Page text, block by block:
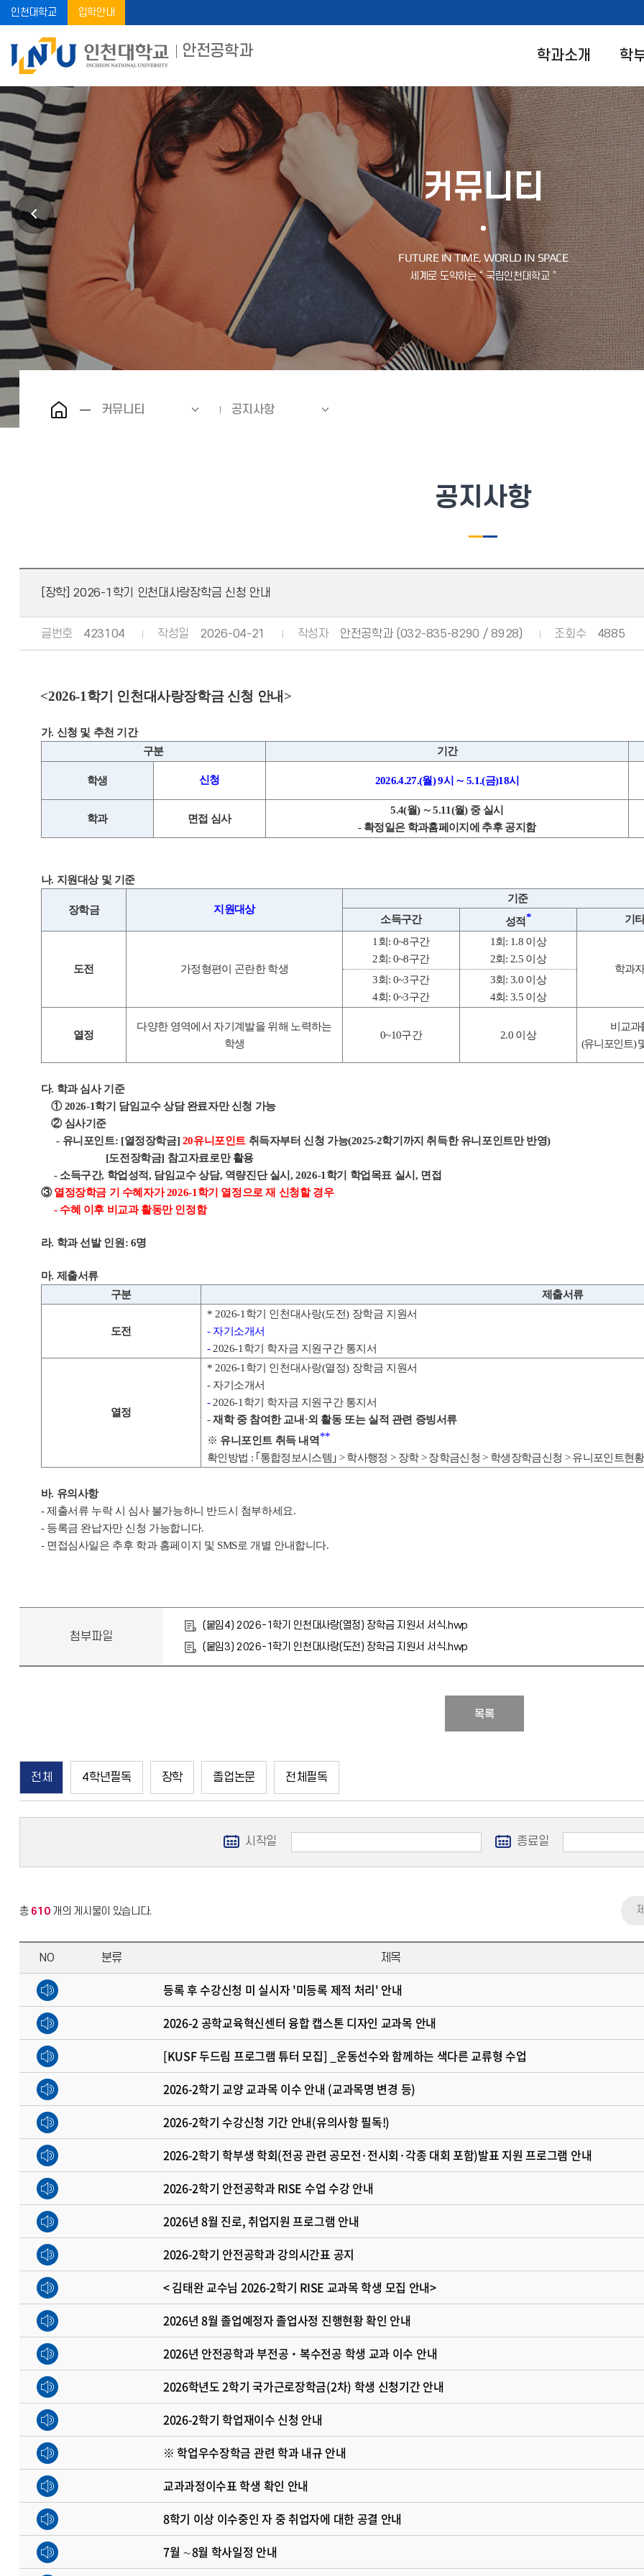
인천대학교 입학안내
안전공학과 학과소개 학
커뮤니티
커뮤니티 공지사항
공지사항
[장학] 2026-1학기 인천대사랑장학금 신청 안내
글번호 423104 작성일 2026-04-21 작성자 안전공학과 (032-835-8290 / 8928) 조회수 4885
<2026-1학기 인천대사랑장학금 신청 안내>
가. 신청 및 추천 기간
구분
기간
학생 신청 2026.4.27.(월) 9시 ∼ 5.1.(금)18시
학과 면접 심사
5.4(월) ∼5.11(월) 중 실시
- 확정일은 학과홈페이지에 추후 공지함
나. 지원대상 및 기준
장학금 지원대상
기준
소득구간
성적* 기
도전 가정형편이 곤란한 학생
1 회: 0~8구간
2회: 0~8구간
1회: 1.8 이상
2회: 2.5 이상
학과
3회: 0~3구간
4회: 0~3구간
3회: 3.0 이상
4회: 3.5 이상
열정
다양한 영역에서 자기계발을 위해 노력하는
학생
0~10구간 2.0 이상
비교과
(유니포인트)
다. 학과 심사 기준
① 2026-1학기 담임교수 상담 완료자만 신청 가능
② 심사기준
- 유니포인트: [열정장학금] 20유니포인트 취득자부터 신청 가능(2025-2학기까지 취득한 유니포인트만 반영)
[도전장학금] 참고자료로만 활용
- 소득구간, 학업성적, 담임교수 상담, 역량진단 실시, 2026-1 학기 학업목표 실시, 면접
③ 열정장학금 기 수혜자가2026-1 학기 열정으로 재 신청할 경우
- 수혜 이후 비교과 활동만 인정함
라. 학과 선발 인원: 6명
마. 제출서류
구분
제출서류
도전
* 2026-1 학기 인천대사랑(도전) 장학금 지원서
- 자기소개서
- 2026-1 학기 학자금 지원구간 통지서
열정
* 2026-1 학기 인천대사랑(열정) 장학금 지원서
- 자기소개서
- 2026-1 학기 학자금 지원구간 통지서
-재학 중 참여한 교내·외 활동 또는 실적 관련 증빙서류
※ 유니포인트 취득 내역**
확인방법 : ｢ 통합정보시스템 ｣ >학사행정 > 장학>장학금신청> 학생장학금신청 >유니포인트현
바. 유의사항
-제출서류 누락 시 심사 불가능하니 반드시 첨부하세요.
- 등록금 완납자만 신청 가능합니다.
- 면접심사일은 추후 학과 홈페이지 및 SMS로 개별 안내합니다.
첨부파일
(붙임4) 2026-1학기 인천대사랑(열정) 장학금 지원서 서식.hwp
(붙임3) 2026-1학기 인천대사랑(도전) 장학금 지원서 서식.hwp
목록
전체 4학년필독 장학 졸업논문 전체필독
시작일 종료일
총 610개의 게시물이 있습니다.
NO 분류 제목
등록 후 수강신청 미 실시자 '미등록 제적 처리' 안내
2026-2 공학교육혁신센터 융합 캡스톤 디자인 교과목 안내
[KUSF 두드림 프로그램 튜터 모집] _운동선수와 함께하는 색다른 교류형 수업
2026-2학기 교양 교과목 이수 안내 (교과목명 변경 등)
2026-2학기 수강신청 기간 안내(유의사항 필독!)
2026-2학기 학부생 학회(전공 관련 공모전·전시회·각종 대회 포함)발표 지원 프로그램 안내
2026-2학기 안전공학과 RISE 수업 수강 안내
2026년 8월 진로, 취업지원 프로그램 안내
2026-2학기 안전공학과 강의시간표 공지
< 김태완 교수님 2026-2학기 RISE 교과목 학생 모집 안내>
2026년 8월 졸업예정자 졸업사정 진행현황 확인 안내
2026년 안전공학과 부전공‧복수전공 학생 교과 이수 안내
2026학년도 2학기 국가근로장학금(2차) 학생 신청기간 안내
2026-2학기 학업재이수 신청 안내
※ 학업우수장학금 관련 학과 내규 안내
교과과정이수표 학생 확인 안내
8학기 이상 이수중인 자 중 취업자에 대한 공결 안내
7월 ∼8월 학사일정 안내